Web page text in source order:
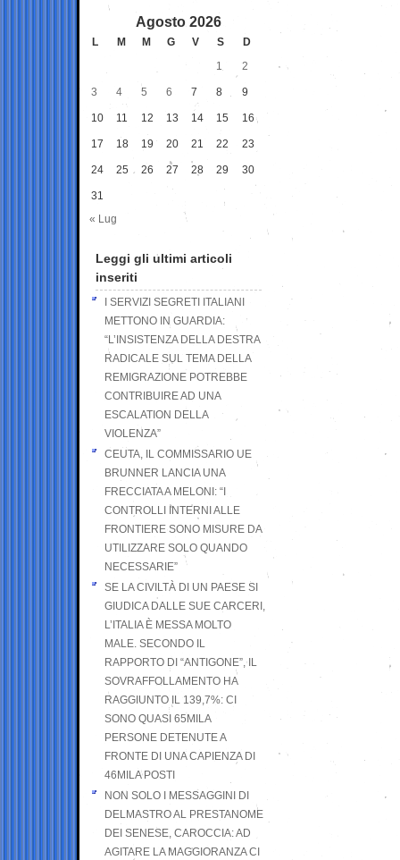
Agosto 2026
L M M G V S
D
1
2
3 4 5 6 7 8 9
10 11 12 13 14 15 16
17 18 19 20 21 22 23
24 25 26 27 28 29 30
31
« Lug
Leggi gli ultimi articoli
inseriti
I SERVIZI SEGRETI ITALIANI
METTONO IN GUARDIA:
“L’INSISTENZA DELLA DESTRA
RADICALE SUL TEMA DELLA
REMIGRAZIONE POTREBBE
CONTRIBUIRE AD UNA
ESCALATION DELLA
VIOLENZA”
CEUTA, IL COMMISSARIO UE
BRUNNER LANCIA UNA
FRECCIATA A MELONI: “I
CONTROLLI INTERNI ALLE
FRONTIERE SONO MISURE DA
UTILIZZARE SOLO QUANDO
NECESSARIE”
SE LA CIVILTÀ DI UN PAESE SI
GIUDICA DALLE SUE CARCERI,
L’ITALIA È MESSA MOLTO
MALE. SECONDO IL
RAPPORTO DI “ANTIGONE”, IL
SOVRAFFOLLAMENTO HA
RAGGIUNTO IL 139,7%: CI
SONO QUASI 65MILA
PERSONE DETENUTE A
FRONTE DI UNA CAPIENZA DI
46MILA POSTI
NON SOLO I MESSAGGINI DI
DELMASTRO AL PRESTANOME
DEI SENESE, CAROCCIA: AD
AGITARE LA MAGGIORANZA CI